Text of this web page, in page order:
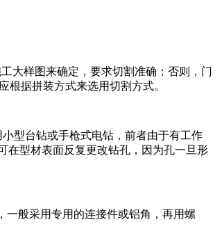
大样图来确定，要求切割准确；否则，门
根据拼装方式来选用切割方式。
型台钻或手枪式电钻，前者由于有工作
在型材表面反复更改钻孔，因为孔一旦形
一般采用专用的连接件或铝角，再用螺